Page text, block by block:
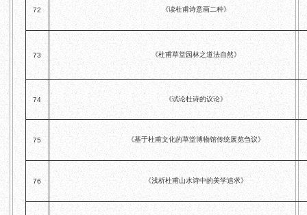
72 《读杜甫诗意画二种》
73 《杜甫草堂园林之道法自然》
74 《试论杜诗的议论》
75 《基于杜甫文化的草堂博物馆传统展览刍议》
76 《浅析杜甫山水诗中的美学追求》